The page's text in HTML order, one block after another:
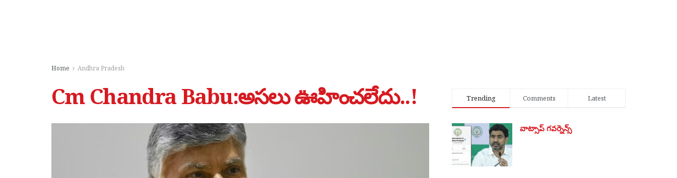
Home Andhra Pradesh
Cm Chandra Babu:అసలు ఊహించలేదు..! Trending Comments Latest
వాట్సాప్ గవర్నెన్స్